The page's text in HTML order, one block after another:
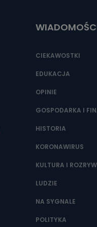
Jakie
Państwa (lub
źródeł
oraz partnerzy
Jak
Można to
CIEKAWOSTKI
EDUKACJA
OPINIE
GOSPODARKA I
HISTORIA
KORONAWIRUS
KULTURA I
LUDZIE
NA SYGNALE
POLITYKA